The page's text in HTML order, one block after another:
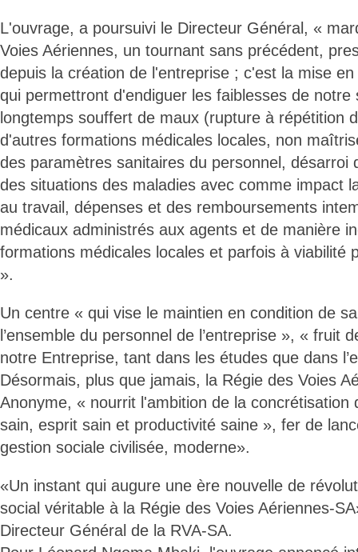
L'ouvrage, a poursuivi le Directeur Général, «
Voies Aériennes, un tournant sans précédent,
depuis la création de l'entreprise ; c'est la mise
qui permettront d'endiguer les faiblesses de notre
longtemps souffert de maux (rupture à répétition
d'autres formations médicales locales, non
des paramètres sanitaires du personnel, désarroi
des situations des maladies avec comme impact
au travail, dépenses et des remboursements
médicaux administrés aux agents et de manière
formations médicales locales et parfois à viabilité
».
Un centre « qui vise le maintien en condition de
l’ensemble du personnel de l’entreprise », « fruit
notre Entreprise, tant dans les études que dans
Désormais, plus que jamais, la Régie des Voies
Anonyme, « nourrit l'ambition de la concrétisation
sain, esprit sain et productivité saine », fer de
gestion sociale civilisée, moderne».
«Un instant qui augure une ère nouvelle de
social véritable à la Régie des Voies Aériennes-
Directeur Général de la RVA-SA.